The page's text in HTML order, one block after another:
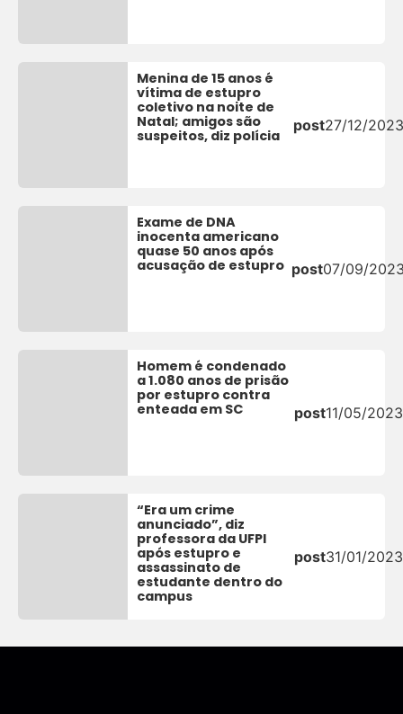
Menina de 15 anos é
vítima de estupro
coletivo na noite de
Natal; amigos são
suspeitos, diz polícia
post27/12/2023
Exame de DNA
inocenta americano
quase 50 anos após
acusação de estupro post07/09/
Homem é condenado
a 1.080 anos de prisão
por estupro contra
enteada em SC
post11/05/2023
“Era um crime
anunciado”, diz
professora da UFPI
após estupro e
assassinato de
estudante dentro do
campus
post31/01/2023